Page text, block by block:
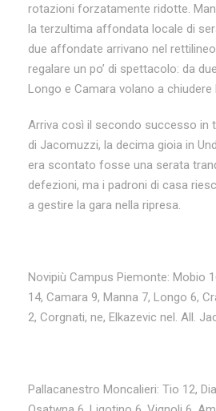
rotazioni forzatamente ridotte.
la terzultima affondata locale di
due affondate arrivano nel
regalare un po’ di spettacolo: da
Longo e Camara volano a chiudere
Arriva così il secondo successo in
di Jacomuzzi, la decima gioia in
era scontato fosse una serata
defezioni, ma i padroni di casa
a gestire la gara nella ripresa.
Novipiù Campus Piemonte: Mobio
14, Camara 9, Manna 7, Longo 6,
2, Corgnati, ne, Elkazevic nel. All.
Pallacanestro Moncalieri: Tio 12,